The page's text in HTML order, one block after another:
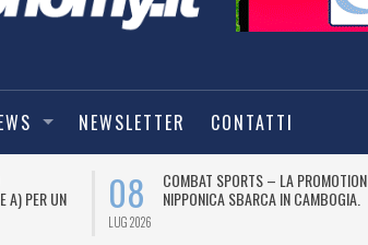
NEWSLETTER CONTATTI
A) PER UN
08
LUG 2026
COMBAT SPORTS – LA PROMOTION
NIPPONICA SBARCA IN CAMBOGIA.